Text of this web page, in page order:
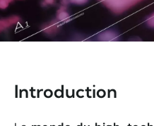
Introduction